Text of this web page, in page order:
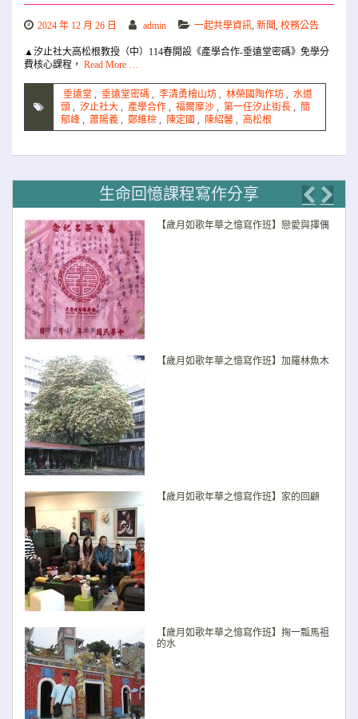
2024 年 12 月 26 日 admin 一起共學資訊, 新聞, 校務公告
▲汐止社大高松根教授（中）114春開設《產學合作-垂遠堂密碼》免學分
費核心課程， Read More …
垂遠堂 , 垂遠堂密碼 , 李清勇檜山坊 , 林榮國陶作坊 , 水道
頭 , 汐止社大 , 產學合作 , 福爾摩沙 , 第一任汐止街長 , 簡
郁峰 , 蕭陽義 , 鄭維棕 , 陳定國 , 陳紹馨 , 高松根
生命回憶課程寫作分享
【歲月如歌年華之憶寫作班】戀愛與擇偶
【歲月如歌年華之憶寫作班】加羅林魚木
【歲月如歌年華之憶寫作班】家的回顧
【歲月如歌年華之憶寫作班】掬一瓢馬祖
的水